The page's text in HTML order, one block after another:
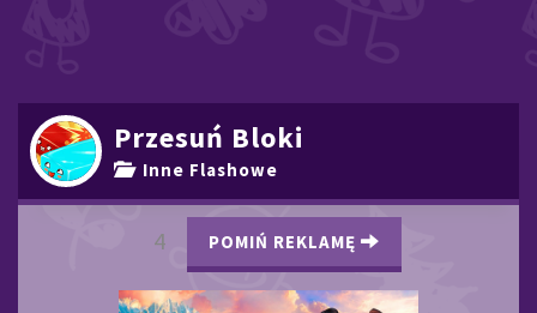
Przesuń Bloki
Inne Flashowe
3 POMIŃ REKLAMĘ